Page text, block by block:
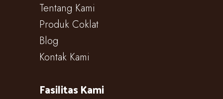
Tentang Kami
Produk Coklat
Blog
Kontak Kami
Fasilitas Kami